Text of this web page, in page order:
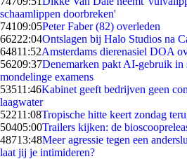
schaamlippen doorbreken'
74109:05Peter Faber (82) overleden
66222:04Ontslagen bij Halo Studios na
64811:52Amsterdams dierenasiel DOA
56209:37Denemarken pakt AI-gebruik in
mondelinge examens
53511:46Kabinet geeft bedrijven geen
laagwater
52211:08Tropische hitte keert zondag
50405:00Trailers kijken: de
48713:48Meer agressie tegen een
laat jij je intimideren?